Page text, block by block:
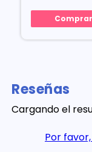
Comprar
Reseñas
Cargando el
Por